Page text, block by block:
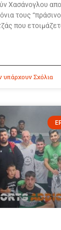
Χασάνογλου
τους
που
υπάρχουν Σχόλια